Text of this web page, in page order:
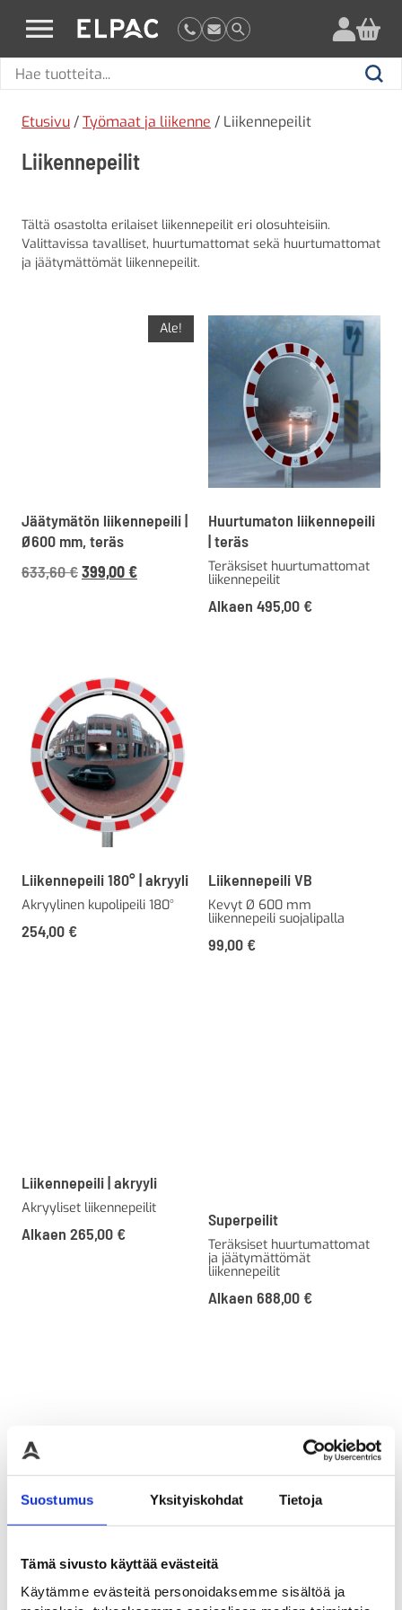
Suostumus Yksityiskohdat Tietoja
Tämä sivusto käyttää evästeitä
Käytämme evästeitä personoidaksemme sisältöä ja
elpac.fi
Hae
Hae
Etusivu /Työmaat ja liikenne / Liikennepeilit
Liikennepeilit
Tältä osastolta erilaiset liikennepeilit eri olosuhteisiin.
Valittavissa tavalliset, huurtumattomat sekä huurtumattomat
ja jäätymättömät liikennepeilit.
Ale!
Jäätymätön liikennepeili |
Ø600 mm, teräs
633,60€Alkuperäinen
399,00€Nykyinen
Huurtumaton liikennepeili
| teräs
Teräksiset huurtumattomat
liikennepeilit
Alkaen 495,00 €
Liikennepeili 180° | akryyli
Akryylinen kupolipeili 180°
254,00 €
Liikennepeili VB
Kevyt Ø 600 mm
liikennepeili suojalipalla
99,00 €
Liikennepeili | akryyli
Akryyliset liikennepeilit
Alkaen 265,00 €
Superpeilit
Teräksiset huurtumattomat
ja jäätymättömät
liikennepeilit
Alkaen 688,00 €
Seinäkiinnike L-haara
60mm